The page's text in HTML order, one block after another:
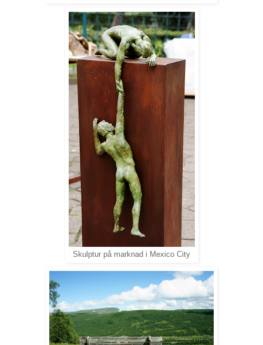
Skulptur på marknad i Mexico City